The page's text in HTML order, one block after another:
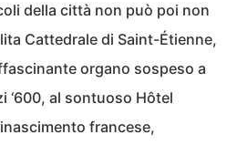
della città non può poi non
Cattedrale di Saint-Étienne,
organo sospeso a
‘600, al sontuoso Hôtel
francese,